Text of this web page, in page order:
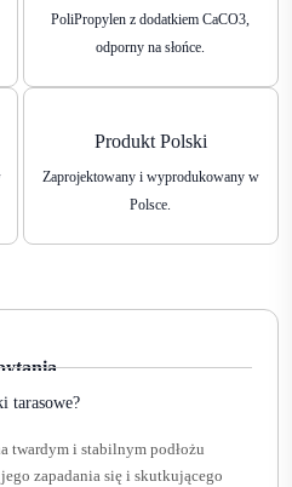
legara do głowicy
PoliPropylen z dodatkiem CaCO3,
odporny na słońce.
Produkt Polski
Zaprojektowany i wyprodukowany w
Polsce.
tarasowe?
twardym i stabilnym podłożu
zapadania się i skutkującego